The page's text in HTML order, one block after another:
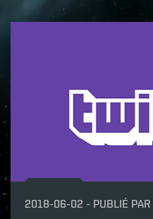
2018-06-02 - PUBLIÉ PAR